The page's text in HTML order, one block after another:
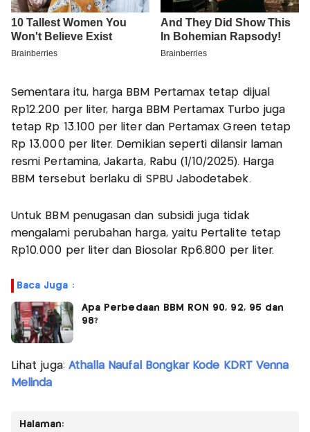
Sementara itu, harga BBM Pertamax tetap dijual
Rp12.200 per liter, harga BBM Pertamax Turbo juga
tetap Rp 13.100 per liter dan Pertamax Green tetap
Rp 13.000 per liter. Demikian seperti dilansir laman
resmi Pertamina, Jakarta, Rabu (1/10/2025). Harga
BBM tersebut berlaku di SPBU Jabodetabek.
Untuk BBM penugasan dan subsidi juga tidak
mengalami perubahan harga, yaitu Pertalite tetap
Rp10.000 per liter dan Biosolar Rp6.800 per liter.
Baca Juga :
Apa Perbedaan BBM RON 90, 92, 95 dan
98?
Lihat juga: Athalla Naufal Bongkar Kode KDRT Venna
Melinda
Halaman: